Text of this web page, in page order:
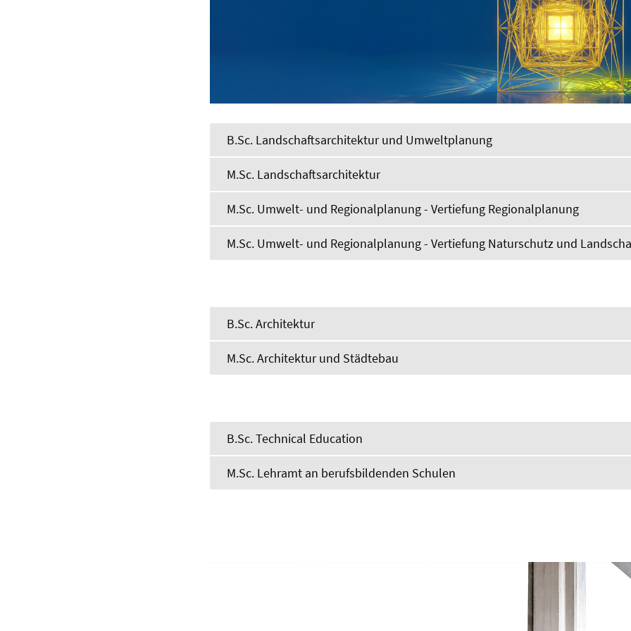
B.Sc. Landschaftsarchitektur und Umweltplanung
M.Sc. Landschaftsarchitektur
M.Sc. Umwelt- und Regionalplanung - Vertiefung Regionalplanung
M.Sc. Umwelt- und Regionalplanung - Vertiefung Naturschutz und
B.Sc. Architektur
M.Sc. Architektur und Städtebau
B.Sc. Technical Education
M.Sc. Lehramt an berufsbildenden Schulen